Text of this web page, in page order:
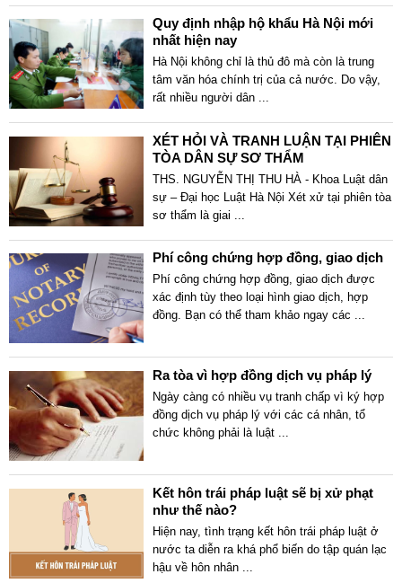
Quy định nhập hộ khẩu Hà Nội mới
nhất hiện nay
Hà Nội không chỉ là thủ đô mà còn là trung
tâm văn hóa chính trị của cả nước. Do vậy,
rất nhiều người dân ...
XÉT HỎI VÀ TRANH LUẬN TẠI PHIÊN
TÒA DÂN SỰ SƠ THẨM
THS. NGUYỄN THỊ THU HÀ - Khoa Luật dân
sự – Đại học Luật Hà Nội Xét xử tại phiên tòa
sơ thẩm là giai
Phí công chứng hợp đồng, giao dịch
Phí công chứng hợp đồng, giao dịch được
xác định tùy theo loại hình giao dịch, hợp
đồng. Bạn có thể tham khảo ngay các ...
Ra tòa vì hợp đồng dịch vụ pháp lý
Ngày càng có nhiều vụ tranh chấp vì ký hợp
đồng dịch vụ pháp lý với các cá nhân, tổ
chức không phải là luật ...
Kết hôn trái pháp luật sẽ bị xử phạt
như thế nào?
Hiện nay, tình trạng kết hôn trái pháp luật ở
nước ta diễn ra khá phổ biến do tập quán lạc
hậu về hôn nhân